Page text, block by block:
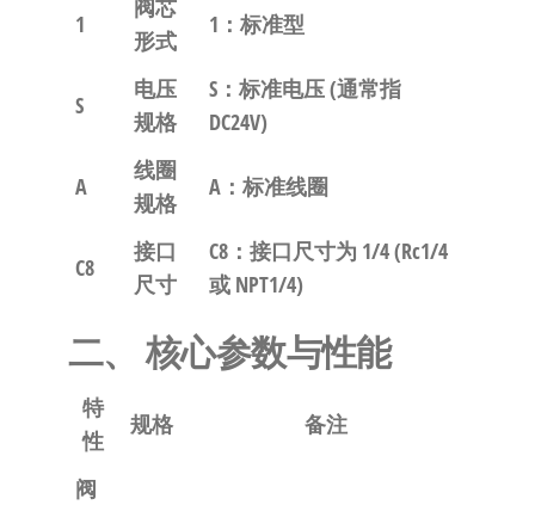
1
阀芯
形式
1 ：标准型
S
电压
规格
S：标准电压 (通常指
DC24V)
A
线圈
规格
A：标准线圈
C8
接口
尺寸
C8：接口尺寸为 1/4 (Rc1/4
或 NPT1/4)
二、 核心参数与性能
特
性
规格 备注
阀